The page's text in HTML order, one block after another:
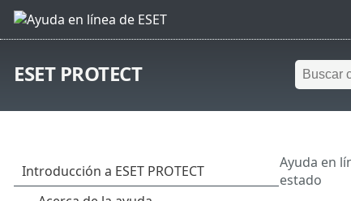
ESET PROTECT
Ayuda en
estado